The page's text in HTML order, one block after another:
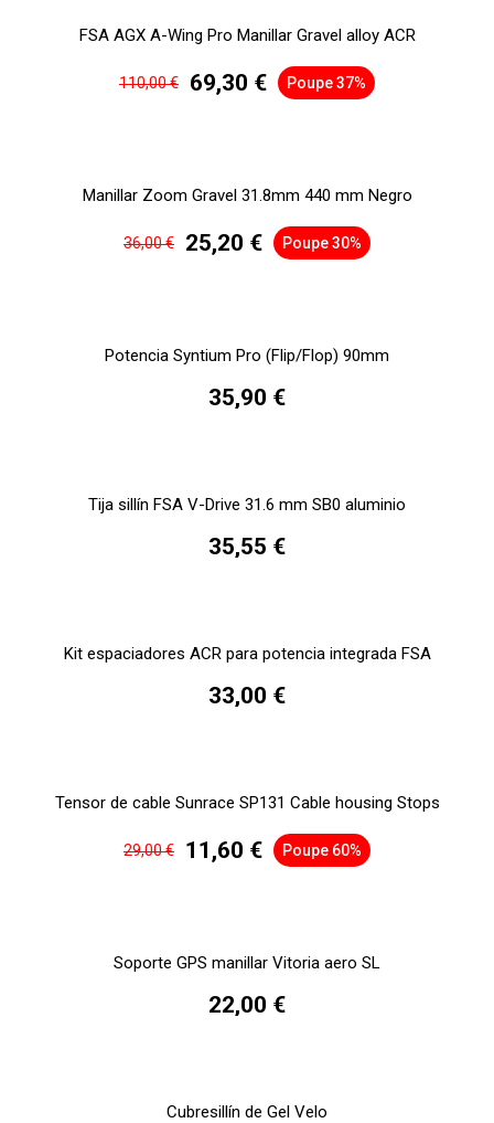
FSA AGX A-Wing Pro Manillar Gravel alloy ACR
110,00 € 69,30 € Poupe 37%
Manillar Zoom Gravel 31.8mm 440 mm Negro
36,00 € 25,20 € Poupe 30%
Potencia Syntium Pro (Flip/Flop) 90mm
35,90 €
Tija sillín FSA V-Drive 31.6 mm SB0 aluminio
35,55 €
Kit espaciadores ACR para potencia integrada FSA
33,00 €
Tensor de cable Sunrace SP131 Cable housing Stops
29,00 € 11,60 € Poupe 60%
Soporte GPS manillar Vitoria aero SL
22,00 €
Cubresillín de Gel Velo